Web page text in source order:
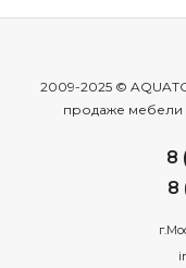
2009-2025 ©
продаже мебели
8
8